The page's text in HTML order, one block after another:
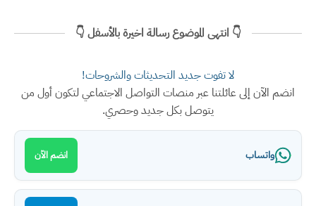
👇 انتهى الموضوع رسالة اخيرة بالأسفل 👇
لا تفوت جديد التحديثات والشروحات!
انضم الآن إلى عائلتنا عبر منصات التواصل الاجتماعي لتكون أول من
يتوصل بكل جديد وحصري.
واتساب انضم الآن